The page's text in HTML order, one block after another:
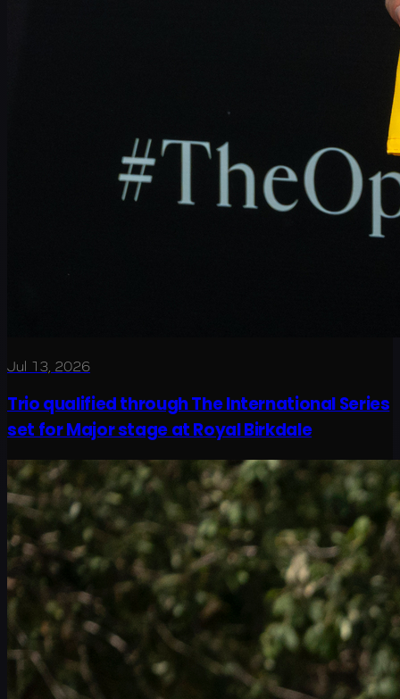
Jul 13, 2026
Trio qualified through The International Series
set for Major stage at Royal Birkdale